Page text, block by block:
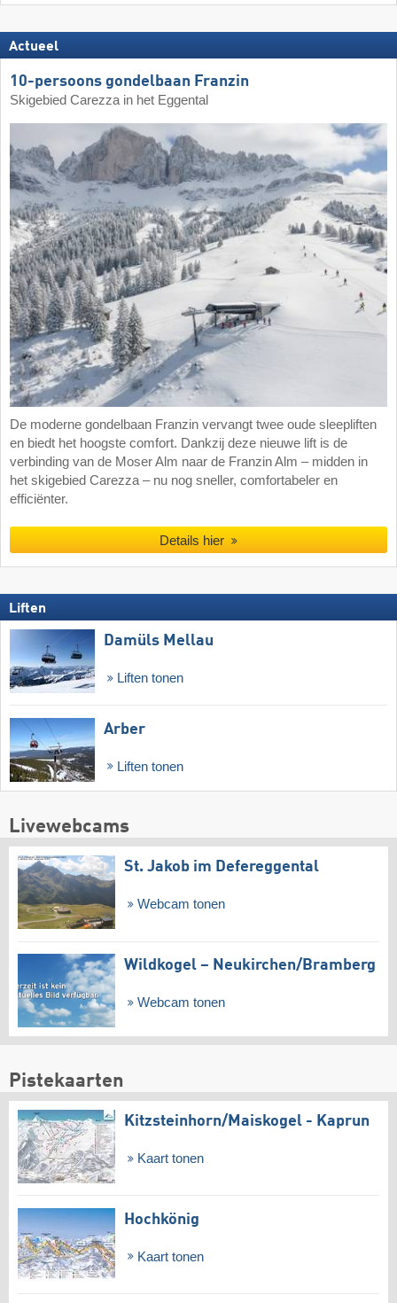
Actueel
10-persoons gondelbaan Franzin
Skigebied Carezza in het Eggental
De moderne gondelbaan Franzin vervangt twee oude sleepliften
en biedt het hoogste comfort. Dankzij deze nieuwe lift is de
verbinding van de Moser Alm naar de Franzin Alm – midden in
het skigebied Carezza – nu nog sneller, comfortabeler en
efficiënter.
Details hier
Liften
Damüls Mellau
Liften tonen
Arber
Liften tonen
Livewebcams
St. Jakob im Defereggental
Webcam tonen
Wildkogel – Neukirchen/​Bramberg
Webcam tonen
Pistekaarten
Kitzsteinhorn/​Maiskogel - Kaprun
Kaart tonen
Hochkönig
Kaart tonen